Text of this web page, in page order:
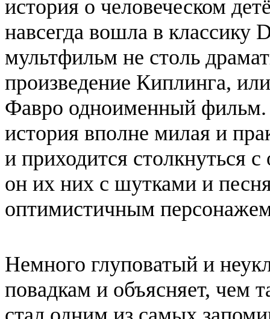
история о человеческом
навсегда вошла в
мультфильм не столь
произведение Киплинга,
Фавро одноименный фильм.
история вполне милая и
и приходится столкнуться
он их них с шутками и
оптимистичным
Немного глуповатый и
повадкам и объясняет, чем